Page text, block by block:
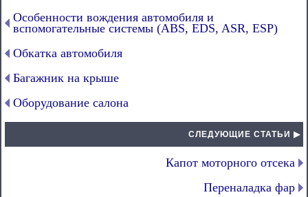
Особенности вождения автомобиля и
вспомогательные системы (ABS, EDS, ASR, ESP)
Обкатка автомобиля
Багажник на крыше
Оборудование салона
СЛЕДУЮЩИЕ СТАТЬИ ▶
Капот моторного отсека
Переналадка фар